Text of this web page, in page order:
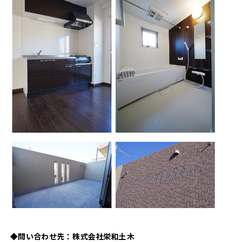
◆問い合わせ先：株式会社栄和土木